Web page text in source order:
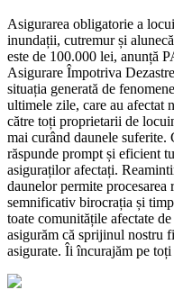
Asigurarea obligatorie a
inundații, cutremur și
este de 100.000 lei, anunță
Asigurare Împotriva
situația generată de
ultimele zile, care au afectat
către toți proprietarii de
mai curând daunele suferite.
răspunde prompt și eficient
asiguraților afectați.
daunelor permite procesarea
semnificativ birocrația și
toate comunitățile afectate
asigurăm că sprijinul nostru
asigurate. Îi încurajăm pe